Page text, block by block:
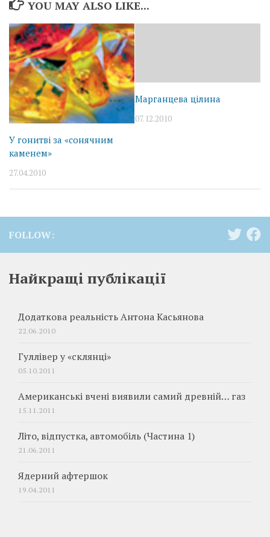
YOU MAY ALSO LIKE...
У гонитві за «сонячним
каменем»
27.04.2010
Марганцева цілина
07.12.2010
FOLLOW:
Найкращі публікації
Додаткова реальність Антона Касьянова
22.06.2010
Гуллівер у «склянці»
05.10.2011
Американські вчені виявили самий древній… газ
15.11.2011
Літо, відпустка, автомобіль (Частина 1)
21.06.2011
Ядерний афтершок
19.04.2011